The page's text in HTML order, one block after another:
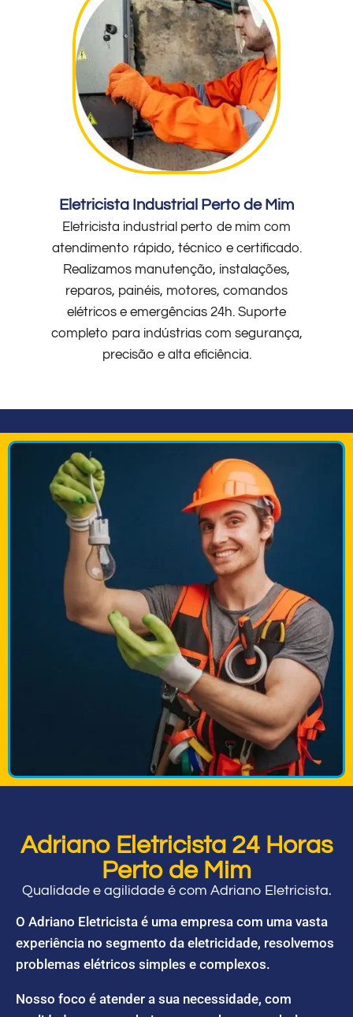
Eletricista Industrial Perto de Mim
Eletricista industrial perto de mim com
atendimento rápido, técnico e certificado.
Realizamos manutenção, instalações,
reparos, painéis, motores, comandos
elétricos e emergências 24h. Suporte
completo para indústrias com segurança,
precisão e alta eficiência.
Adriano Eletricista 24 Horas
Perto de Mim
Qualidade e agilidade é com Adriano Eletricista.
O Adriano Eletricista é uma empresa com uma vasta
experiência no segmento da eletricidade, resolvemos
problemas elétricos simples e complexos.
Nosso foco é atender a sua necessidade, com